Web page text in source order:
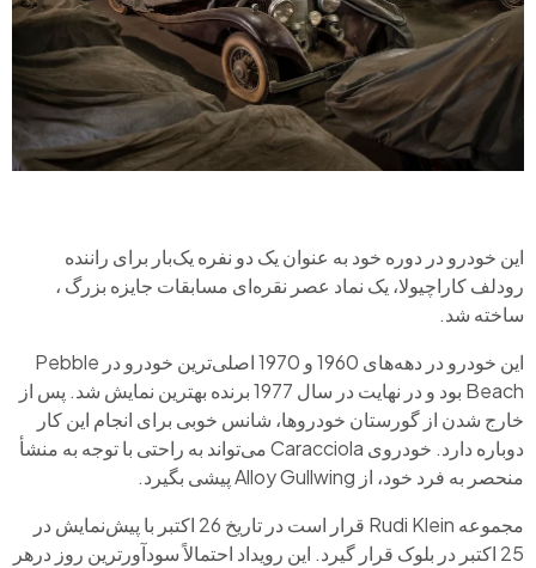
این خودرو در دوره خود به عنوان یک دو نفره یک‌بار برای راننده
رودلف کاراچیولا، یک نماد عصر نقره‌ای مسابقات جایزه بزرگ ،
ساخته شد.
این خودرو در دهه‌های 1960 و 1970 اصلی‌ترین خودرو در Pebble
Beach بود و در نهایت در سال 1977 برنده بهترین نمایش شد. پس از
خارج شدن از گورستان خودروها، شانس خوبی برای انجام این کار
دوباره دارد. خودروی Caracciola می‌تواند به راحتی با توجه به منشأ
منحصر به فرد خود، از Alloy Gullwing پیشی بگیرد.
مجموعه Rudi Klein قرار است در تاریخ 26 اکتبر با پیش‌نمایش در
25 اکتبر در بلوک قرار گیرد. این رویداد احتمالاً سودآورترین روز درهر